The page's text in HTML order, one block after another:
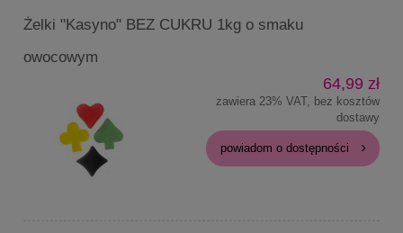
Żelki "Kasyno" BEZ CUKRU 1kg o smaku
owocowym
64,99 zł
zawiera 23% VAT, bez kosztów
dostawy
powiadom o dostępności